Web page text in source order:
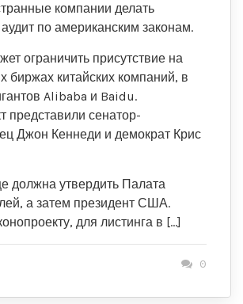
компании делать
аудит по американским законам.
ограничить присутствие на
биржах китайских компаний, в
Alibaba и Baidu.
представили сенатор-
Джон Кеннеди и демократ Крис
должна утвердить Палата
а затем президент США.
для листинга в […]
0